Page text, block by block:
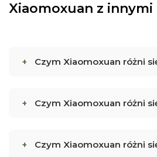
Xiaomoxuan z
Czym Xiaomoxuan różni
Czym Xiaomoxuan różni
Czym Xiaomoxuan różni